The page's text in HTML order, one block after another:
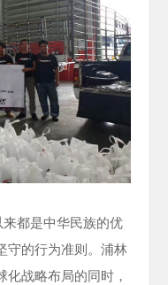
都是中华民族的优
守的行为准则。浦林
化战略布局的同时，